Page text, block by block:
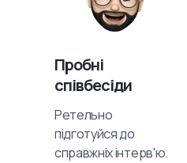
Пробні
співбесіди
Ретельно
підготуйся до
справжніх інтерв'ю.